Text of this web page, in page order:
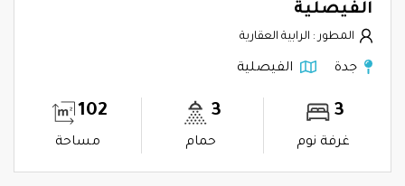
الفيصلية
المطور : الرابية العقارية
جدة الفيصلية
3
غرفة نوم
3
حمام
102
مساحة